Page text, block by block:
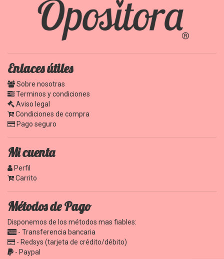
Enlaces útiles
Sobre nosotras
Terminos y condiciones
Aviso legal
Condiciones de compra
Pago seguro
Mi cuenta
Perfil
Carrito
Métodos de Pago
Disponemos de los métodos mas fiables:
- Transferencia bancaria
- Redsys (tarjeta de crédito/débito)
- Paypal